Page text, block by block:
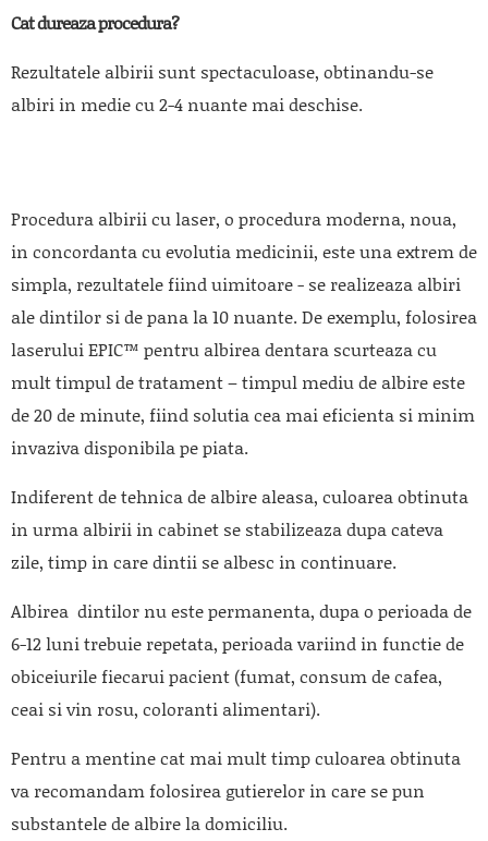
Cat dureaza procedura?
Rezultatele albirii sunt spectaculoase, obtinandu-se
albiri in medie cu 2-4 nuante mai deschise.
Procedura albirii cu laser, o procedura moderna, noua,
in concordanta cu evolutia medicinii, este una extrem de
simpla, rezultatele fiind uimitoare - se realizeaza albiri
ale dintilor si de pana la 10 nuante. De exemplu, folosirea
laserului EPIC™ pentru albirea dentara scurteaza cu
mult timpul de tratament – timpul mediu de albire este
de 20 de minute, fiind solutia cea mai eficienta si minim
invaziva disponibila pe piata.
Indiferent de tehnica de albire aleasa, culoarea obtinuta
in urma albirii in cabinet se stabilizeaza dupa cateva
zile, timp in care dintii se albesc in continuare.
Albirea dintilor nu este permanenta, dupa o perioada de
6-12 luni trebuie repetata, perioada variind in functie de
obiceiurile fiecarui pacient (fumat, consum de cafea,
ceai si vin rosu, coloranti alimentari).
Pentru a mentine cat mai mult timp culoarea obtinuta
va recomandam folosirea gutierelor in care se pun
substantele de albire la domiciliu.